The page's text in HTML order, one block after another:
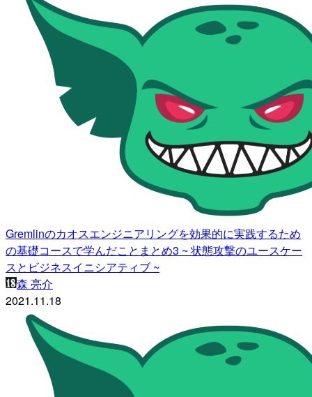
Gremlinのカオスエンジニアリングを効果的に実践するため
の基礎コースで学んだことまとめ3 ~ 状態攻撃のユースケー
スとビジネスイニシアティブ ~
森 亮介
2021.11.18